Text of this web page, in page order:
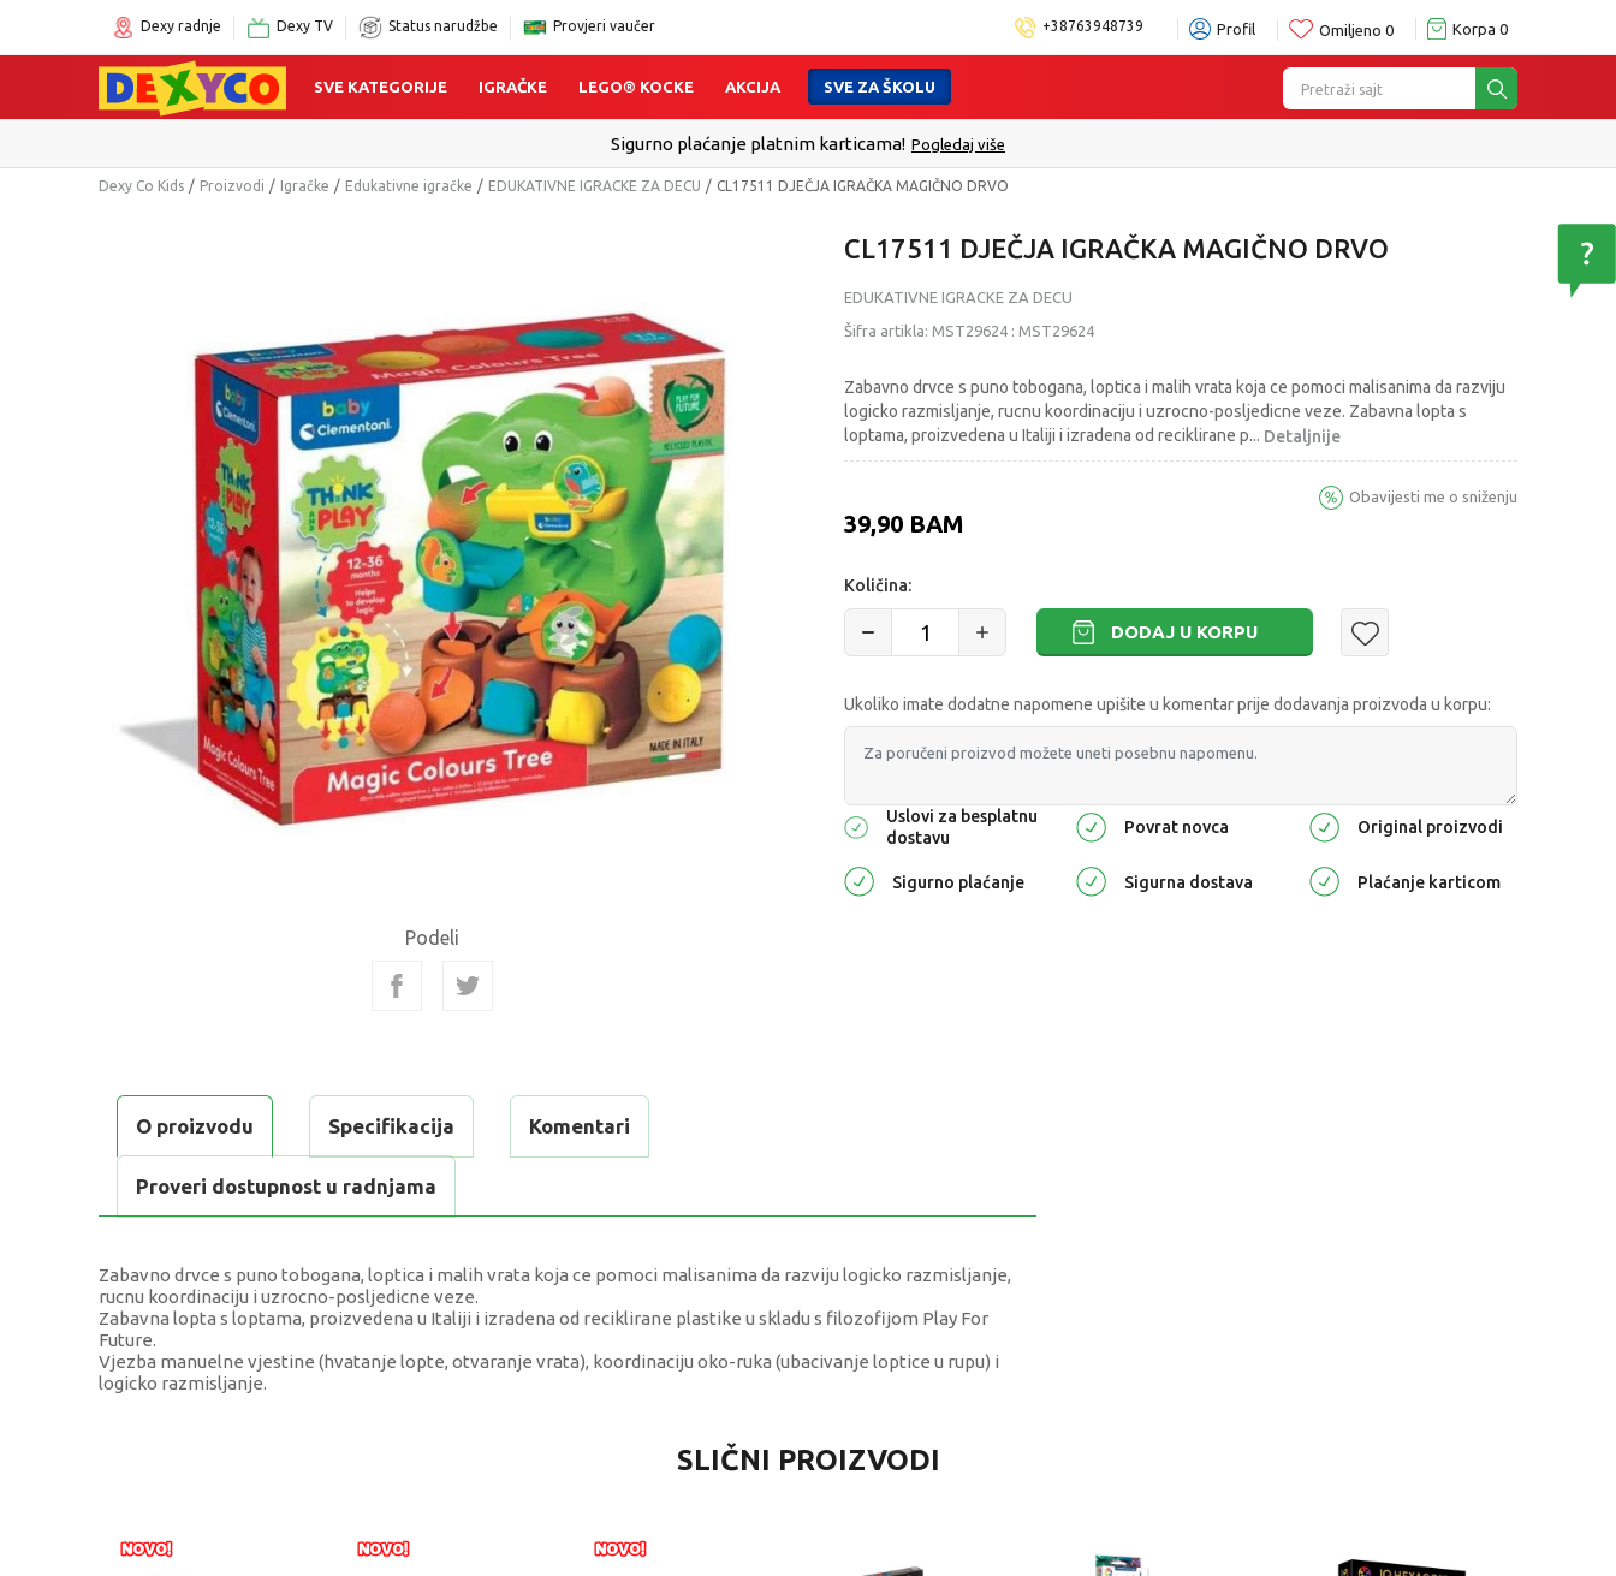
Dexy radnje Dexy TV Status narudžbe Provjeri vaučer +38763948739 Profil Omiljeno 0 Korpa 0
Pretraži sajt
SVE KATEGORIJE IGRAČKE LEGO® KOCKE AKCIJA SVE ZA ŠKOLU
Click&Collect - Platite karticom Online i preuzmite u prodavnici po Vašem izboru
Dexy Co Kids Proizvodi Igračke Edukativne igračke EDUKATIVNE IGRACKE ZA DECU CL17511 DJEČJA IGRAČKA MAGIČNO DRVO
Podeli
CL17511 DJEČJA IGRAČKA MAGIČNO DRVO
EDUKATIVNE IGRACKE ZA DECU
Šifra artikla: MST29624 : MST29624
Zabavno drvce s puno tobogana, loptica i malih vrata koja ce pomoci malisanima da razviju
logicko razmisljanje, rucnu koordinaciju i uzrocno-posljedicne veze. Zabavna lopta s
loptama, proizvedena u Italiji i izradena od reciklirane p... Detaljnije
39,90 BAM
Obavijesti me o sniženju
Količina:
DODAJ U KORPU
Ukoliko imate dodatne napomene upišite u komentar prije dodavanja proizvoda u korpu:
Uslovi za besplatnu
dostavu
Povrat novca Original proizvodi
Sigurno plaćanje Sigurna dostava Plaćanje karticom
O proizvodu Specifikacija Komentari
Proveri dostupnost u radnjama
Zabavno drvce s puno tobogana, loptica i malih vrata koja ce pomoci malisanima da razviju logicko razmisljanje,
rucnu koordinaciju i uzrocno-posljedicne veze.
Zabavna lopta s loptama, proizvedena u Italiji i izradena od reciklirane plastike u skladu s filozofijom Play For
Future.
Vjezba manuelne vjestine (hvatanje lopte, otvaranje vrata), koordinaciju oko-ruka (ubacivanje loptice u rupu) i
logicko razmisljanje.
EDUKATIVNE IGRACKE ZA DECU
SLIČNI PROIZVODI